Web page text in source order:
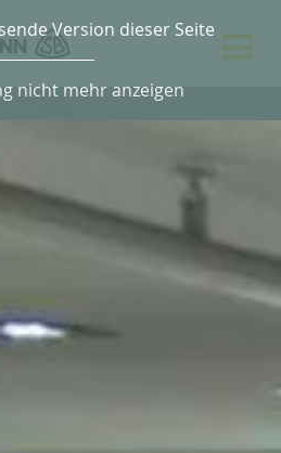
Version dieser Seite
nicht mehr anzeigen